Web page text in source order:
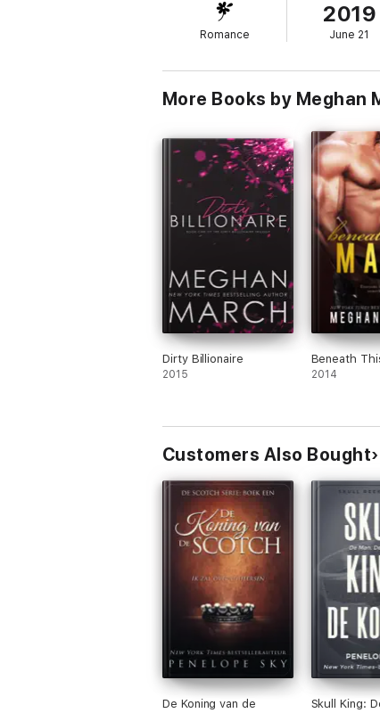
Romance
2019
June 21
More Books by Meghan
Dirty Billionaire
2015
Beneath
2014
Customers Also Bought
De Koning van de Skull King: